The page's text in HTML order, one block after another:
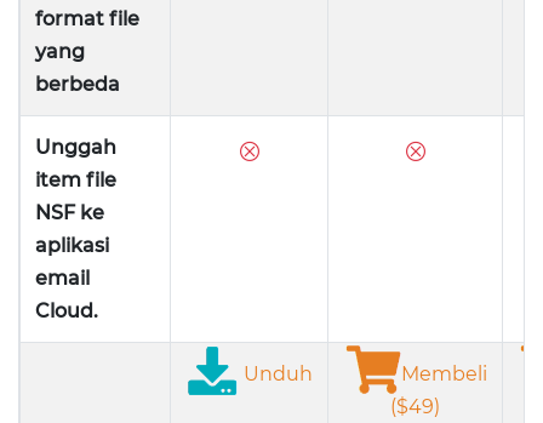
format file
yang
berbeda
Unggah
item file
NSF ke
aplikasi
email
Cloud.
⮾ ⮾
Unduh
Membeli
($49)